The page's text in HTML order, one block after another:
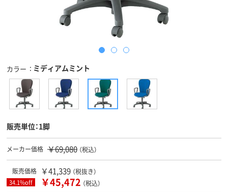
カラー ミディアムミント
販売単位：1脚
メーカー価格 ￥69,080 （税込）
販売価格 ￥41,339 （税抜き）
34.1%off ￥45,472 （税込）